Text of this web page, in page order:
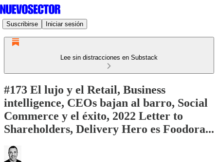
Suscribirse Iniciar sesión
Lee sin distracciones en Substack
#173 El lujo y el Retail, Business
intelligence, CEOs bajan al barro, Social
Commerce y el éxito, 2022 Letter to
Shareholders, Delivery Hero es Foodora...